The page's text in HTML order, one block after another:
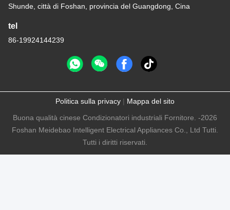
Shunde, città di Foshan, provincia del Guangdong, Cina
tel
86-19924144239
Politica sulla privacy | Mappa del sito
Buona qualità cinese Condizionatori industriali Fornitore. -2026
Foshan Meidebao Intelligent Electrical Appliances Co., Ltd Tutti.
Tutti i diritti riservati.